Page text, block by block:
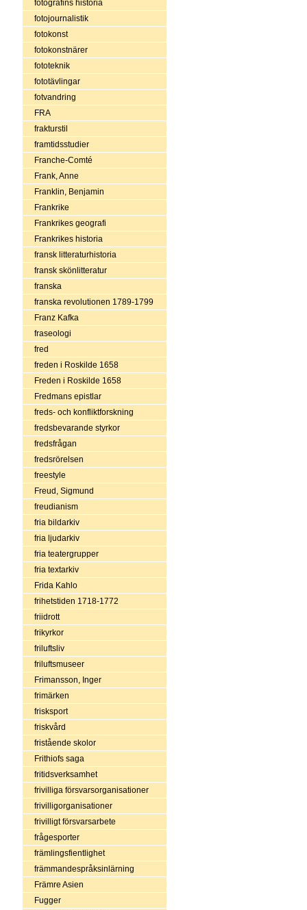
fotografins historia
fotojournalistik
fotokonst
fotokonstnärer
fototeknik
fototävlingar
fotvandring
FRA
frakturstil
framtidsstudier
Franche-Comté
Frank, Anne
Franklin, Benjamin
Frankrike
Frankrikes geografi
Frankrikes historia
fransk litteraturhistoria
fransk skönlitteratur
franska
franska revolutionen 1789-1799
Franz Kafka
fraseologi
fred
freden i Roskilde 1658
Freden i Roskilde 1658
Fredmans epistlar
freds- och konfliktforskning
fredsbevarande styrkor
fredsfrågan
fredsrörelsen
freestyle
Freud, Sigmund
freudianism
fria bildarkiv
fria ljudarkiv
fria teatergrupper
fria textarkiv
Frida Kahlo
frihetstiden 1718-1772
friidrott
frikyrkor
friluftsliv
friluftsmuseer
Frimansson, Inger
frimärken
frisksport
friskvård
fristående skolor
Frithiofs saga
fritidsverksamhet
frivilliga försvarsorganisationer
frivilligorganisationer
frivilligt försvarsarbete
frågesporter
främlingsfientlighet
främmandespråksinlärning
Främre Asien
Fugger